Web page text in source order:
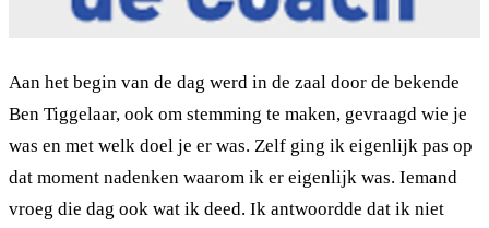
Aan het begin van de dag werd in de zaal door de bekende
Ben Tiggelaar, ook om stemming te maken, gevraagd wie je
was en met welk doel je er was. Zelf ging ik eigenlijk pas op
dat moment nadenken waarom ik er eigenlijk was. Iemand
vroeg die dag ook wat ik deed. Ik antwoordde dat ik niet